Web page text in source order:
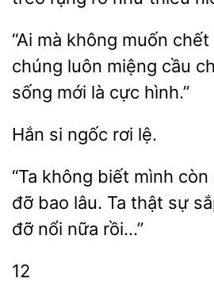
“Ai mà không muốn
chúng luôn miệng
sống mới là cực hình.”
si rơi
không biết mình
đỡ bao lâu. Ta
sự
đỡ nổi nữa rồi…”
12